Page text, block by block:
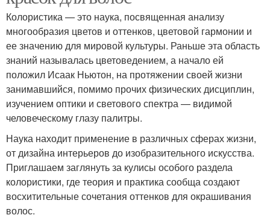
Колористика — это наука, посвященная анализу
многообразия цветов и оттенков, цветовой гармонии и
ее значению для мировой культуры. Раньше эта область
знаний называлась цветоведением, а начало ей
положил Исаак Ньютон, на протяжении своей жизни
занимавшийся, помимо прочих физических дисциплин,
изучением оптики и светового спектра — видимой
человеческому глазу палитры.
Наука находит применение в различных сферах жизни,
от дизайна интерьеров до изобразительного искусства.
Приглашаем заглянуть за кулисы особого раздела
колористики, где теория и практика сообща создают
восхитительные сочетания оттенков для окрашивания
волос.